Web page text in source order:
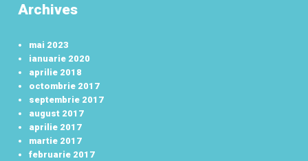
Archives
mai 2023
ianuarie 2020
aprilie 2018
octombrie 2017
septembrie 2017
august 2017
aprilie 2017
martie 2017
februarie 2017